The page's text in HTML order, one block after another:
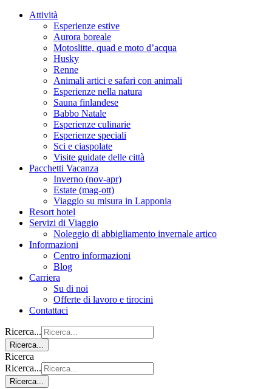
Attività
Esperienze estive
Aurora boreale
Motoslitte, quad e moto d’acqua
Husky
Renne
Animali artici e safari con animali
Esperienze nella natura
Sauna finlandese
Babbo Natale
Esperienze culinarie
Esperienze speciali
Sci e ciaspolate
Visite guidate delle città
Pacchetti Vacanza
Inverno (nov-apr)
Estate (mag-ott)
Viaggio su misura in Lapponia
Resort hotel
Servizi di Viaggio
Noleggio di abbigliamento invernale artico
Informazioni
Centro informazioni
Blog
Carriera
Su di noi
Offerte di lavoro e tirocini
Contattaci
Ricerca...
Ricerca...
Ricerca
Ricerca...
Ricerca...